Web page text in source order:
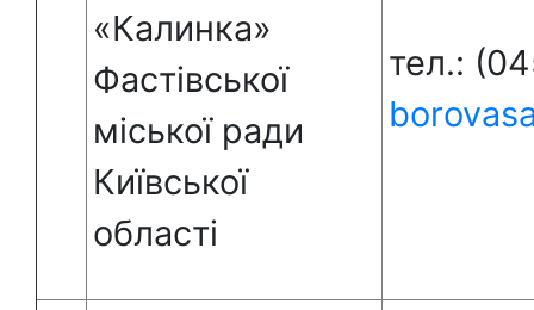
«Калинка»
Фастівської
міської ради
Київської
області
тел.: